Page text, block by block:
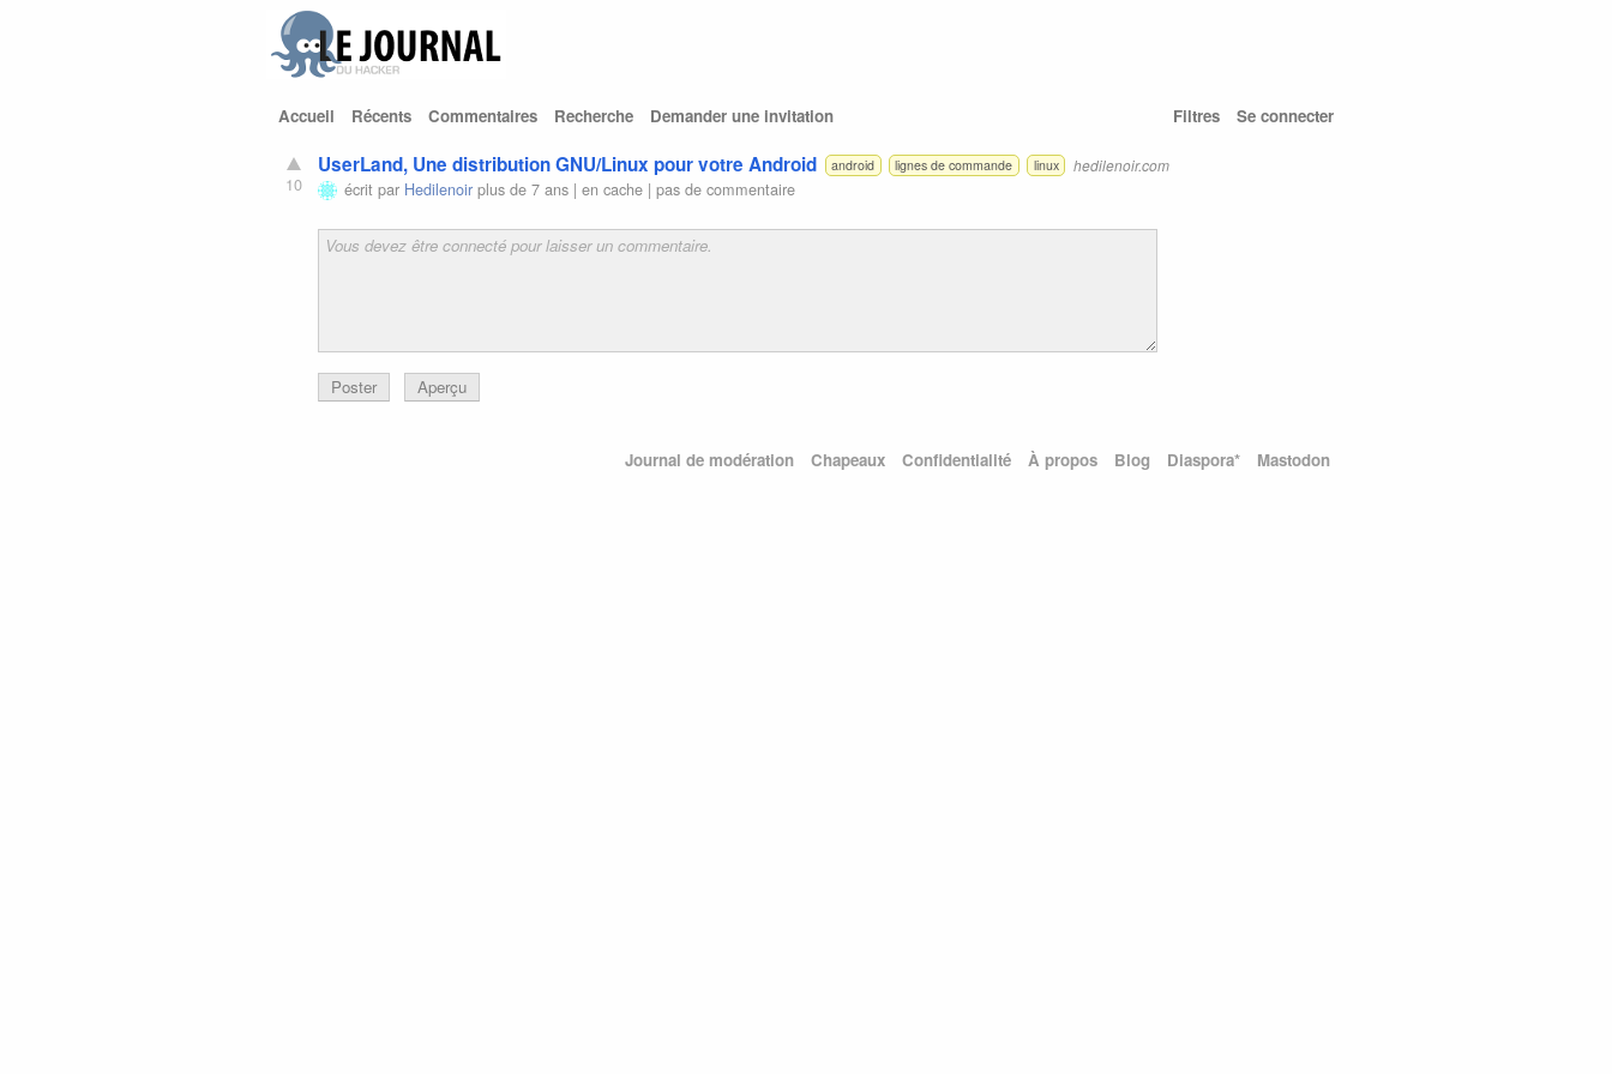
Accueil Récents Commentaires Recherche Demander une invitation Filtres Se connecter
10
UserLand, Une distribution GNU/Linux pour votre Android android lignes de commande linux hedilenoir.com
écrit par Hedilenoir plus de 7 ans |en cache |pas de commentaire
Poster Aperçu
Journal de modération Chapeaux Confidentialité À propos Blog Diaspora* Mastodon